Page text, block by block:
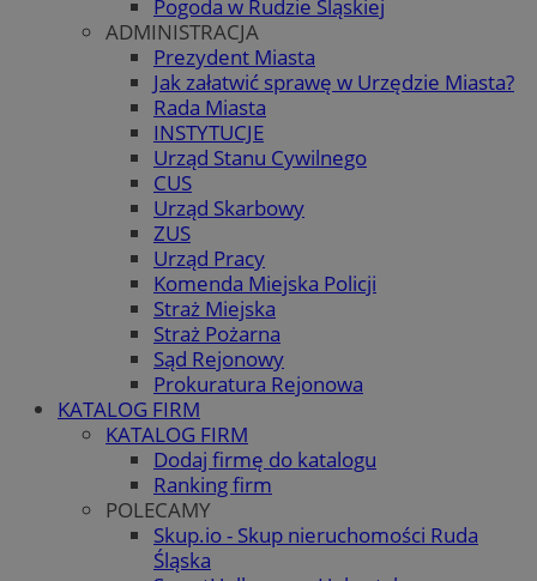
Pogoda w Rudzie Śląskiej
ADMINISTRACJA
Prezydent Miasta
Jak załatwić sprawę w Urzędzie Miasta?
Rada Miasta
INSTYTUCJE
Urząd Stanu Cywilnego
CUS
Urząd Skarbowy
ZUS
Urząd Pracy
Komenda Miejska Policji
Straż Miejska
Straż Pożarna
Sąd Rejonowy
Prokuratura Rejonowa
KATALOG FIRM
KATALOG FIRM
Dodaj firmę do katalogu
Ranking firm
POLECAMY
Skup.io - Skup nieruchomości Ruda
Śląska